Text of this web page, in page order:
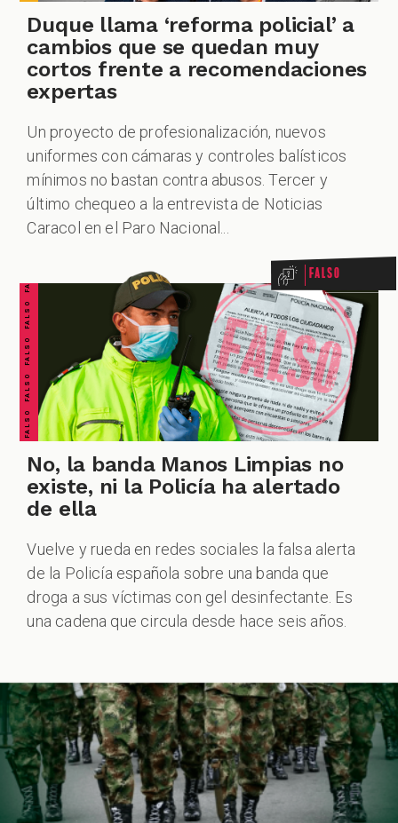
Duque llama ‘reforma policial’ a
cambios que se quedan muy
cortos frente a recomendaciones
expertas
Un proyecto de profesionalización, nuevos
uniformes con cámaras y controles balísticos
mínimos no bastan contra abusos. Tercer y
último chequeo a la entrevista de Noticias
Caracol en el Paro Nacional...
FALSO FALSO FALSO FALSO FALSO FALSO FALSO Falso
No, la banda Manos Limpias no
existe, ni la Policía ha alertado
de ella
Vuelve y rueda en redes sociales la falsa alerta
de la Policía española sobre una banda que
droga a sus víctimas con gel desinfectante. Es
una cadena que circula desde hace seis años.